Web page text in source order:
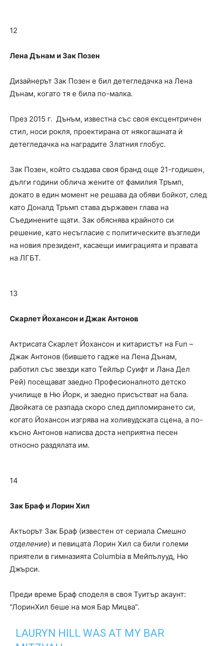
12
Лена Дънам и Зак Позен
Дизайнерът Зак Позен е бил детегледачка на Лена
Дънам, когато тя е била по-малка.
През 2015 г. Дънъм, известна със своя ексцентричен
стил, носи рокля, проектирана от някогашната ѝ
детегледачка на наградите Златния глобус.
Зак Позен, който създава своя бранд още 21-годишен,
дълги години облича жените от фамилия Тръмп,
докато в един момент не решава да обяви бойкот, след
като Доналд Тръмп става държавен глава на
Съединените щати. Зак обяснява крайното си
решение, като несъгласие с политическите възгледи
на новия президент, касаещи имиграцията и правата
на ЛГБТ.
13
Скарлет Йохансон и Джак Антонов
Актрисата Скарлет Йохансон и китаристът на Fun –
Джак Антонов (бившето гадже на Лена Дънам,
работил със звезди като Тейлър Суифт и Лана Дел
Рей) посещават заедно Професионалното детско
училище в Ню Йорк, и заедно присъстват на бала.
Двойката се разпада скоро след дипломирането си,
когато Йохансон изгрява на холивудската сцена, а по-
късно Антонов написва доста неприятна песен
относно раздялата им.
14
Зак Браф и Лорин Хил
Актьорът Зак Браф (известен от сериала Смешно
отделение) и певицата Лорин Хил са били големи
приятели в гимназията Columbia в Мейпълууд, Ню
Джърси.
Преди време Браф споделя в своя Туитър акаунт:
“ЛоринХил беше на моя Бар Мицва”.
LAURYN HILL WAS AT MY BAR